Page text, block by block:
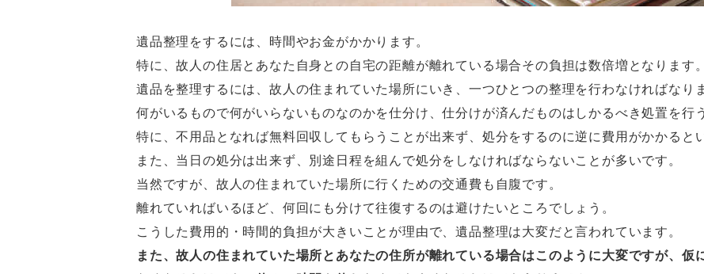
遺品整理をするには、時間やお金がかかります。
特に、故人の住居とあなた自身との自宅の距離が離れている場合その負担は数倍増となります。
遺品を整理するには、故人の住まれていた場所にいき、一つひとつの整理を行わなければなり
何がいるもので何がいらないものなのかを仕分け、仕分けが済んだものはしかるべき処置を行
特に、不用品となれば無料回収してもらうことが出来ず、処分をするのに逆に費用がかかると
また、当日の処分は出来ず、別途日程を組んで処分をしなければならないことが多いです。
当然ですが、故人の住まれていた場所に行くための交通費も自腹です。
離れていればいるほど、何回にも分けて往復するのは避けたいところでしょう。
こうした費用的・時間的負担が大きいことが理由で、遺品整理は大変だと言われています。
また、故人の住まれていた場所とあなたの住所が離れている場合はこのように大変ですが、仮